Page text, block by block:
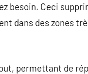
besoin. Ceci
dans des zones
permettant de